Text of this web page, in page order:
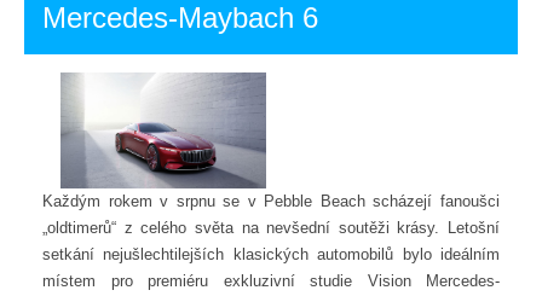
Mercedes-Maybach 6
Každým rokem v srpnu se v Pebble Beach scházejí fanoušci
„oldtimerů“ z celého světa na nevšední soutěži krásy. Letošní
setkání nejušlechtilejších klasických automobilů bylo ideálním
místem pro premiéru exkluzivní studie Vision Mercedes-